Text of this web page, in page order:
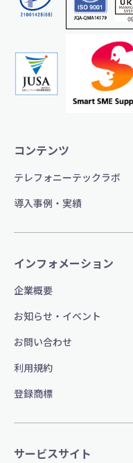
コンテンツ
テレフォニーテックラボ
導入事例・実績
インフォメーション
企業概要
お知らせ・イベント
お問い合わせ
利用規約
登録商標
サービスサイト